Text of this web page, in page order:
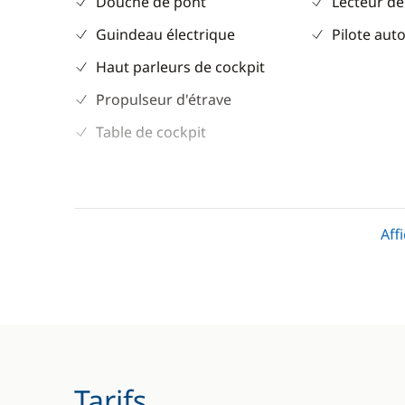
Guindeau électrique
Haut parleurs de cockpit
Propulseur d'étrave
Table de cockpit
Pilote
Chauffage